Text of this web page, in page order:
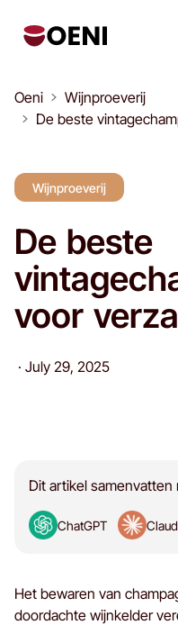
Oeni
Wijnproeverij
De beste
Wijnproeverij
De beste
voor
· July 29, 2025
Dit artikel samenvatten
ChatGPT
Het bewaren van
doordachte wijnkelder